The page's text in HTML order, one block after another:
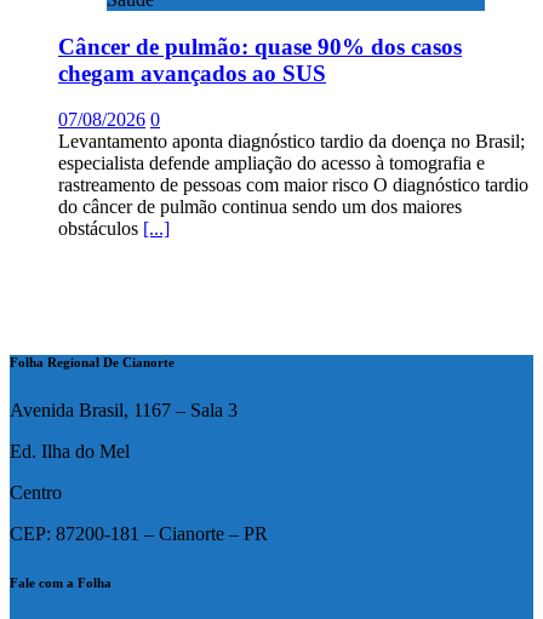
Câncer de pulmão: quase 90% dos casos
chegam avançados ao SUS
07/08/2026 0
Levantamento aponta diagnóstico tardio da doença no Brasil;
especialista defende ampliação do acesso à tomografia e
rastreamento de pessoas com maior risco O diagnóstico tardio
do câncer de pulmão continua sendo um dos maiores
obstáculos [...]
Folha Regional De Cianorte
Avenida Brasil, 1167 – Sala 3
Ed. Ilha do Mel
Centro
CEP: 87200-181 – Cianorte – PR
Fale com a Folha